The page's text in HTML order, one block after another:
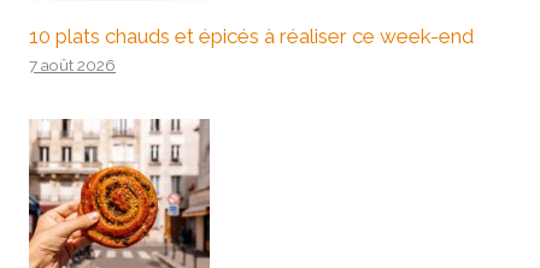
10 plats chauds et épicés à réaliser ce week-end
7 août 2026